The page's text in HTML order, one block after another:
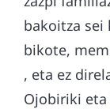
bakoitza sei
bikote,
, eta ez
Ojobiriki eta